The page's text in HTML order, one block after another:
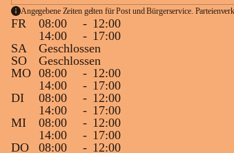
Angegebene Zeiten gelten für Post und Bürgerservice.
FR 08:00 - 12:00
14:00
- 17:00
SA
Geschlossen
SO
Geschlossen
MO 08:00 - 12:00
14:00
- 17:00
DI
08:00 - 12:00
14:00
- 17:00
MI
08:00 - 12:00
14:00
- 17:00
DO
08:00 - 12:00